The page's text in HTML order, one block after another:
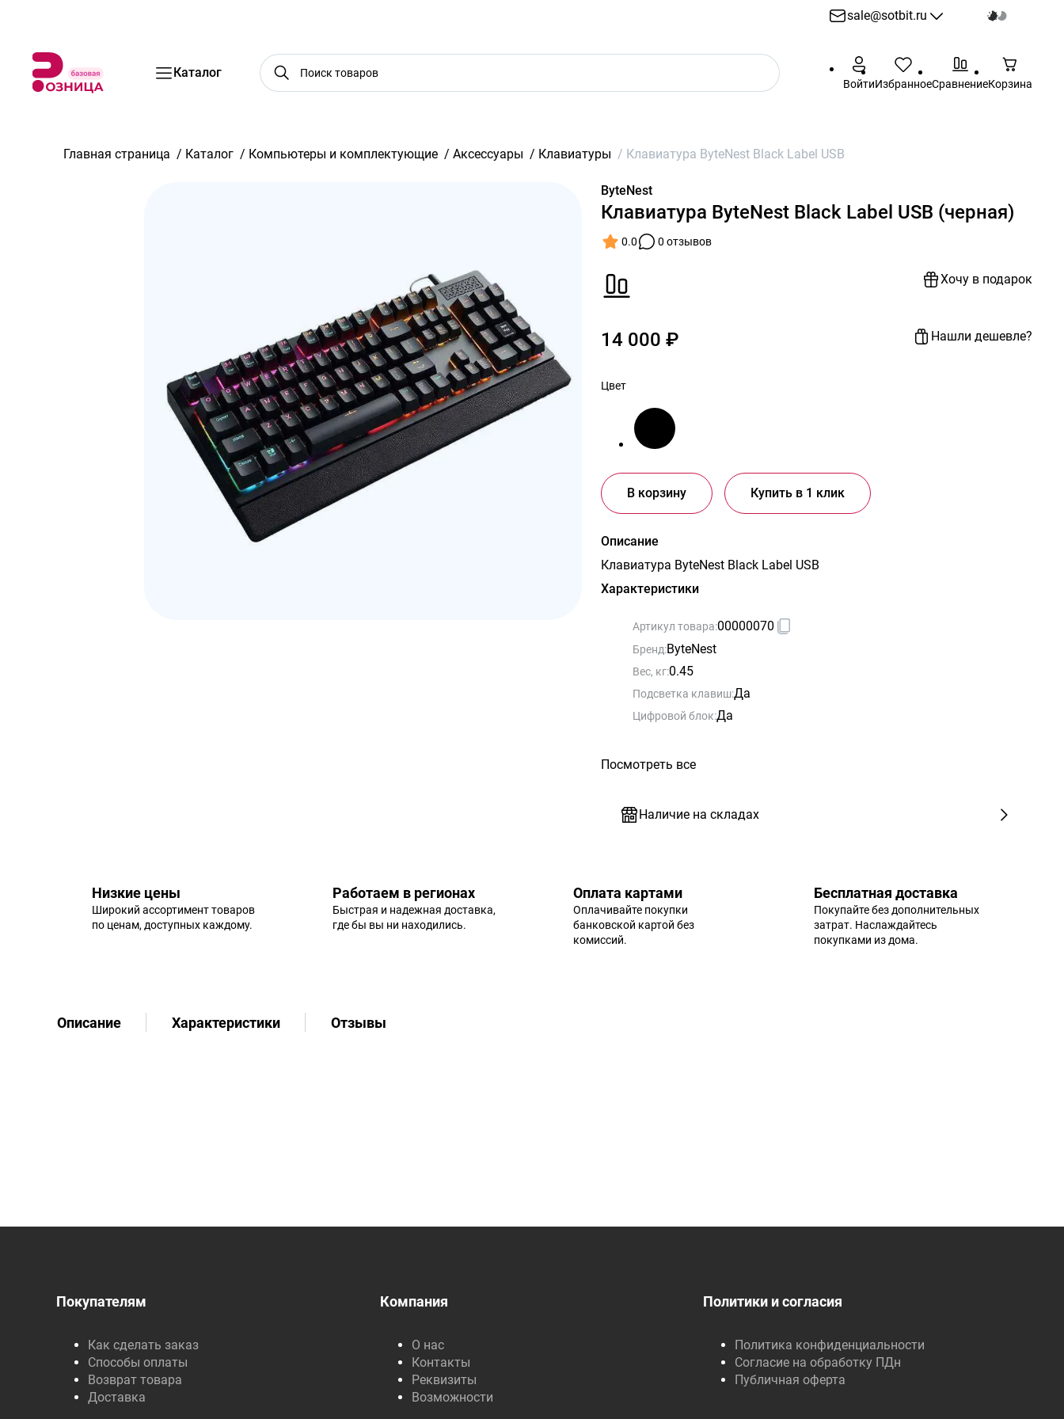
sale@sotbit.ru
sale@sotbit.ru
Каталог
ВойтиИзбранноеСравнениеКорзина
Главная страница / Каталог / Компьютеры и комплектующие / Аксессуары / Клавиатуры / Клавиатура ByteNest Black Label USB
ByteNest
Клавиатура ByteNest Black Label USB (черная)
0.0 0 отзывов
Хочу в подарок
14 000 ₽ Нашли дешевле?
Цвет
В корзину Купить в 1 клик
Описание
Клавиатура ByteNest Black Label USB
Характеристики
Артикул товара:00000070
Бренд:ByteNest
Вес, кг:0.45
Подсветка клавиш:Да
Цифровой блок:Да
Посмотреть все
Наличие на складах
Низкие цены
Широкий ассортимент товаров
по ценам, доступных каждому.
Работаем в регионах
Быстрая и надежная доставка,
где бы вы ни находились.
Оплата картами
Оплачивайте покупки
банковской картой без
комиссий.
Бесплатная доставка
Покупайте без дополнительных
затрат. Наслаждайтесь
покупками из дома.
Описание Характеристики Отзывы
Покупателям
Как сделать заказ
Способы оплаты
Возврат товара
Доставка
Компания
О нас
Контакты
Реквизиты
Возможности
Политики и согласия
Политика конфиденциальности
Согласие на обработку ПДн
Публичная оферта